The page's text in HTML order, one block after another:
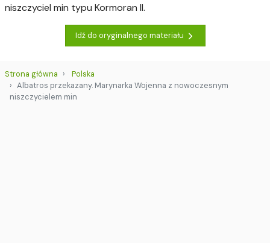
niszczyciel min typu Kormoran II.
Idź do oryginalnego materiału
Strona główna
Polska
Albatros przekazany. Marynarka Wojenna z nowoczesnym
niszczycielem min